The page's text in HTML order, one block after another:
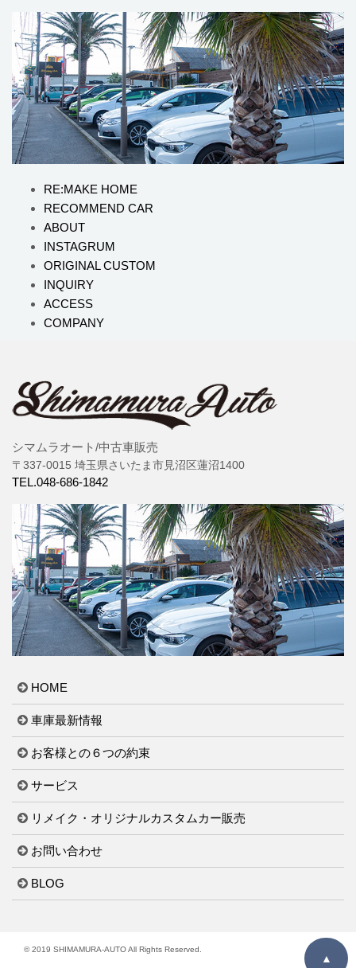
RE:MAKE HOME
RECOMMEND CAR
ABOUT
INSTAGRUM
ORIGINAL CUSTOM
INQUIRY
ACCESS
COMPANY
シマムラオート/中古車販売
〒337-0015 埼玉県さいたま市見沼区蓮沼1400
TEL.048-686-1842
HOME
車庫最新情報
お客様との６つの約束
サービス
リメイク・オリジナルカスタムカー販売
お問い合わせ
BLOG
© 2019 SHIMAMURA-AUTO All Rights Reserved.
▲